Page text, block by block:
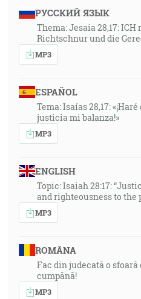
РУССКИЙ ЯЗЫК
Thema: Jesaia 28,17:
Richtschnur und die
MP3
ESPAÑOL
Tema: Isaías 28,17:
justicia mi balanza!»
MP3
ENGLISH
Topic: Isaiah 28:17:
and righteousness to the
MP3
ROMÂNA
Fac din judecată o
cumpănă!
MP3